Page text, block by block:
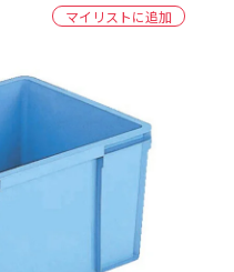
マイリストに追加